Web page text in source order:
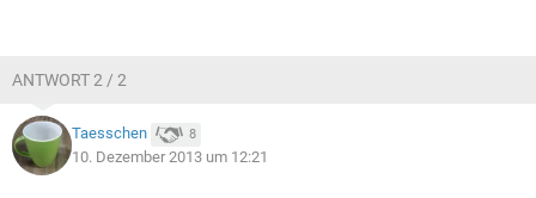
ANTWORT 2 / 2
Taesschen 8
10. Dezember 2013 um 12:21